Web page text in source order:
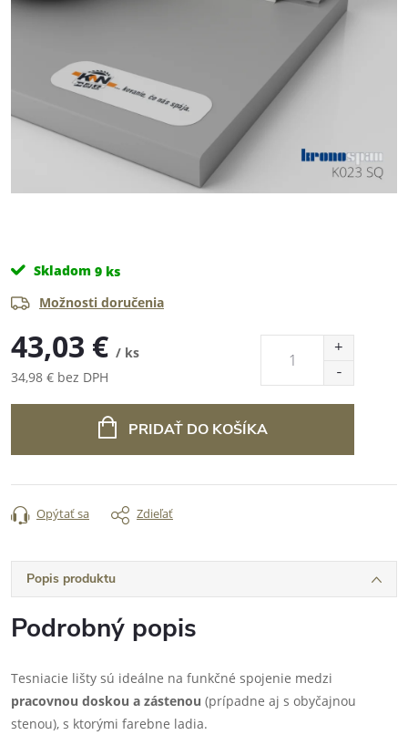
Skladom 9 ks
Možnosti doručenia
43,03 € / ks
34,98 € bez DPH
PRIDAŤ DO KOŠÍKA
Opýtať sa Zdieľať
Popis produktu
Podrobný popis
Tesniacie lišty sú ideálne na funkčné spojenie medzi
pracovnou doskou a zástenou (prípadne aj s obyčajnou
stenou), s ktorými farebne ladia.